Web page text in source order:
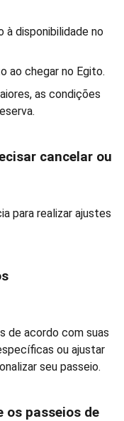
disponibilidade no
ao chegar no Egito.
as condições
cancelar ou
para realizar ajustes
de acordo com suas
ou ajustar
seu passeio.
os passeios de